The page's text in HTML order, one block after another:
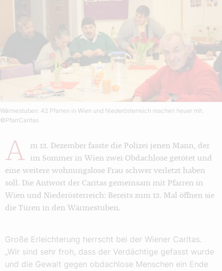
Wärmestuben: 42 Pfarren in Wien und Niederösterreich machen heuer mit.
©PfarrCaritas
A
m 12. Dezember fasste die Polizei jenen Mann, der
im Sommer in Wien zwei Obdachlose getötet und
eine weitere wohnungslose Frau schwer verletzt haben
soll. Die Antwort der Caritas gemeinsam mit Pfarren in
Wien und Niederösterreich: Bereits zum 12. Mal öffnen sie
die Türen in den Wärmestuben.
Große Erleichterung herrscht bei der Wiener Caritas.
„Wir sind sehr froh, dass der Verdächtige gefasst wurde
und die Gewalt gegen obdachlose Menschen ein Ende